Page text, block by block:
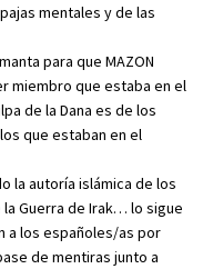
mentales y de las
para que MAZON
miembro que estaba en el
de la Dana es de los
que estaban en el
la autoría islámica de los
Guerra de Irak… lo sigue
a los españoles/as por
de mentiras junto a